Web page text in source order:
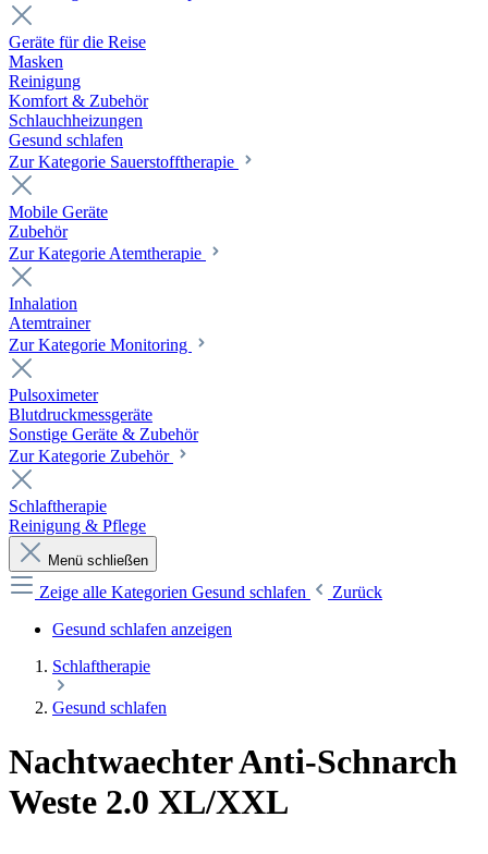
Geräte für die Reise
Masken
Reinigung
Komfort & Zubehör
Schlauchheizungen
Gesund schlafen
Zur Kategorie Sauerstofftherapie
Mobile Geräte
Zubehör
Zur Kategorie Atemtherapie
Inhalation
Atemtrainer
Zur Kategorie Monitoring
Pulsoximeter
Blutdruckmessgeräte
Sonstige Geräte & Zubehör
Zur Kategorie Zubehör
Schlaftherapie
Reinigung & Pflege
Menü schließen
Zeige alle Kategorien Gesund schlafen
Zurück
Gesund schlafen anzeigen
Schlaftherapie
Gesund schlafen
Nachtwaechter Anti-Schnarch
Weste 2.0 XL/XXL